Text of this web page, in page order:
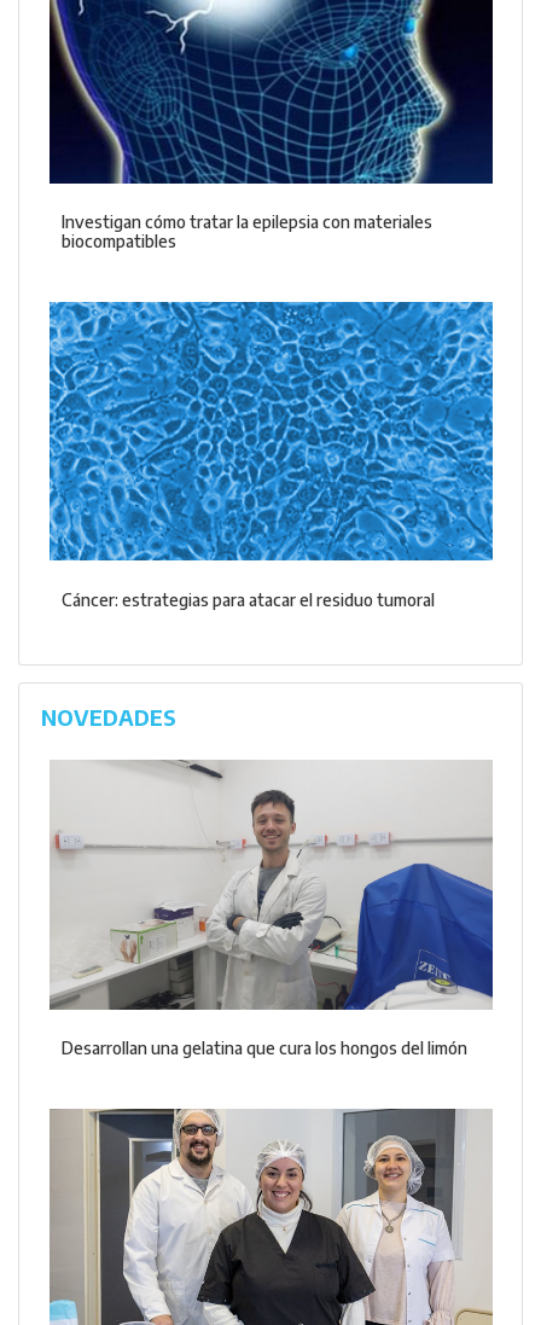
Investigan cómo tratar la epilepsia con materiales
biocompatibles
Cáncer: estrategias para atacar el residuo tumoral
NOVEDADES
Desarrollan una gelatina que cura los hongos del limón